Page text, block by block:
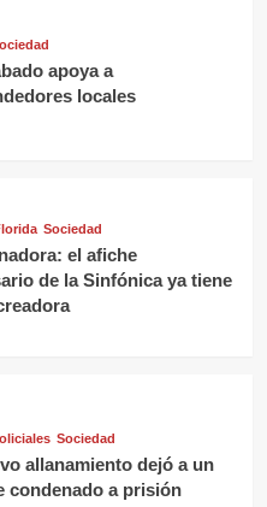
apoya a
locales
Sociedad
el afiche
de la Sinfónica ya tiene
Sociedad
allanamiento dejó a un
condenado a prisión